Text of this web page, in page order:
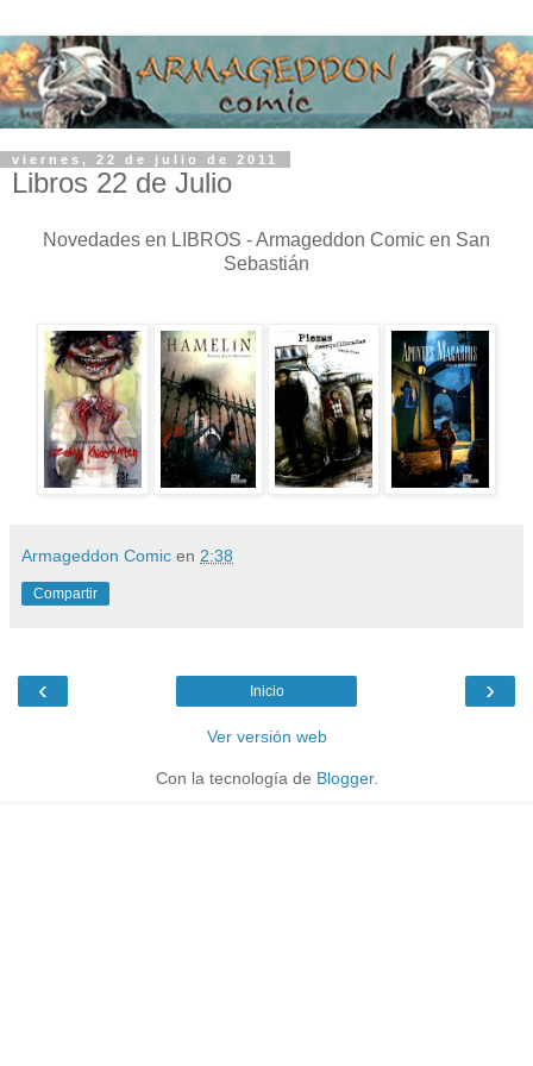
viernes, 22 de julio de 2011
Libros 22 de Julio
Novedades en LIBROS - Armageddon Comic en San
Sebastián
Armageddon Comic en 2:38
Compartir
‹ ›
Inicio
Ver versión web
Con la tecnología de Blogger.